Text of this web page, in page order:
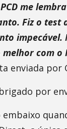
PCD me
Fiz o test
com o
enviada por
por
embaixo